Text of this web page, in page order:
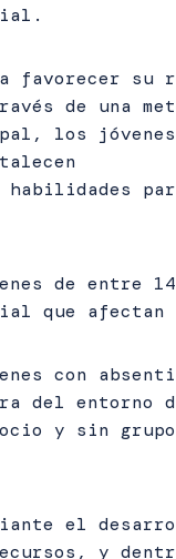
favorecer su
de una
los
habilidades
de entre
que
con
del entorno
y sin
el
y